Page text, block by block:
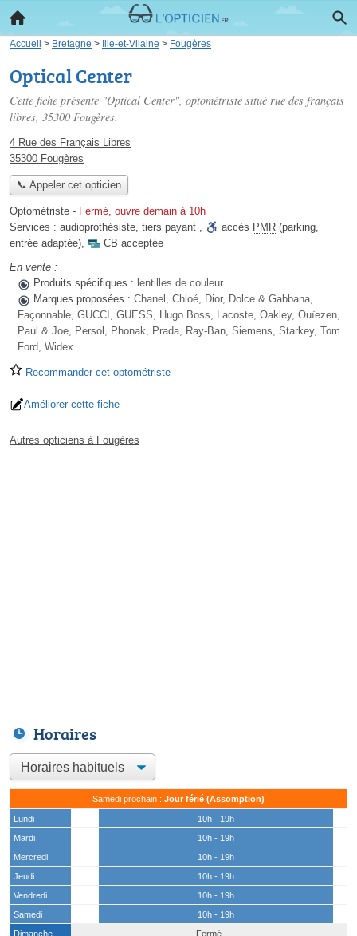
Accueil > Bretagne > Ille-et-Vilaine > Fougères
Optical Center
Cette fiche présente "Optical Center", optométriste situé rue des français
libres, 35300 Fougères.
4 Rue des Français Libres
35300 Fougères
📞 Appeler cet opticien
Optométriste - Fermé, ouvre demain à 10h
Services : audioprothésiste, tiers payant , accès PMR (parking,
entrée adaptée),
CB acceptée
En vente :
Produits spécifiques : lentilles de couleur
Marques proposées : Chanel, Chloé, Dior, Dolce & Gabbana,
Façonnable, GUCCI, GUESS, Hugo Boss, Lacoste, Oakley, Ouïezen,
Paul & Joe, Persol, Phonak, Prada, Ray-Ban, Siemens, Starkey, Tom
Ford, Widex
Recommander cet optométriste
Améliorer cette fiche
Autres opticiens à Fougères
Horaires
Samedi prochain : Jour férié (Assomption)
Lundi
10h - 19h
Mardi
10h - 19h
Mercredi
10h - 19h
Jeudi
10h - 19h
Vendredi
10h - 19h
Samedi
10h - 19h
Dimanche
Fermé